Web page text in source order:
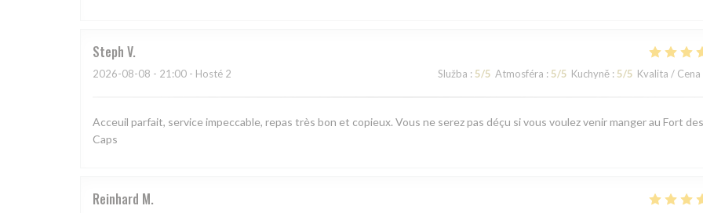
Steph V
2026-08-08 - 21:00 - Hosté 2 Služba : 5/5 Atmosféra : 5/5 Kuchyně : 5/5 Kvalita / Cena
Acceuil parfait, service impeccable, repas très bon et copieux. Vous ne serez pas déçu si vous voulez venir manger au Fort des
Caps
Reinhard M